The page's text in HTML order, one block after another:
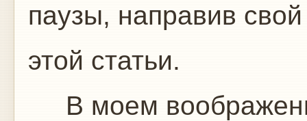
паузы, направив
этой статьи.
В моем